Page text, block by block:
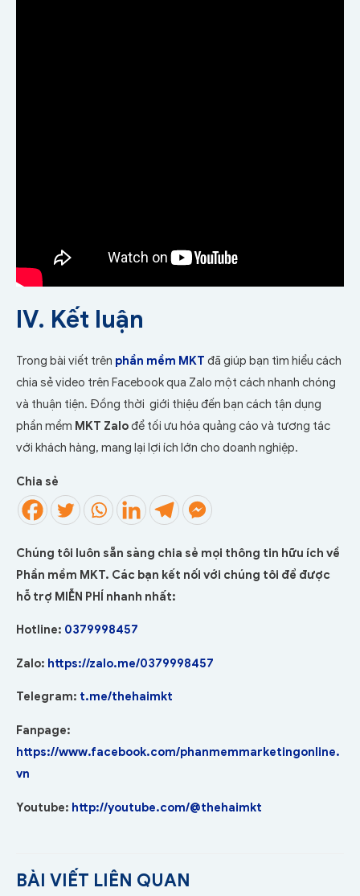
IV. Kết luận
Trong bài viết trên phần mềm MKT đã giúp bạn tìm hiểu cách
chia sẻvideo trên Facebook qua Zalo một cách nhanh chóng
và thuận tiện. Đồng thời giới thiệu đến bạn cách tận dụng
phần mềm MKT Zalođể tối ưu hóa quảng cáo và tương tác
với khách hàng, mang lại lợi ích lớn cho doanh nghiệp.
Chia sẻ
Chúng tôi luôn sẵn sàng chia sẻ mọi thông tin hữu ích về
Phần mềm MKT. Các bạn kết nối với chúng tôi để được
hỗ trợ MIỄN PHÍ nhanh nhất:
Hotline: 0379998457
Zalo: https://zalo.me/0379998457
Telegram: t.me/thehaimkt
Fanpage:
https://www.facebook.com/phanmemmarketingonline.
vn
Youtube: http://youtube.com/@thehaimkt
BÀI VIẾT LIÊN QUAN